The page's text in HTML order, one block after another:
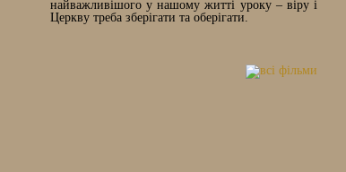
найважливішого у нашому житті уроку – віру і
Церкву треба зберігати та оберігати.